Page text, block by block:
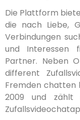
Die Plattform
die nach Liebe,
Verbindungen
und Interessen
Partner. Neben
different
Fremden chatten
2009 und zählt